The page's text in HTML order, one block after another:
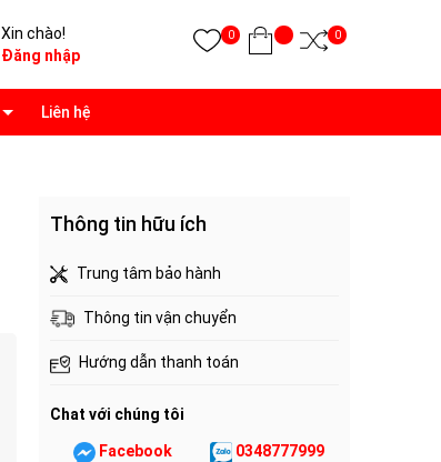
Xin chào!
Đăng nhập
0 0
Liên hệ
Thông tin hữu ích
Trung tâm bảo hành
Thông tin vận chuyển
Hướng dẫn thanh toán
Chat với chúng tôi
Facebook 0348777999